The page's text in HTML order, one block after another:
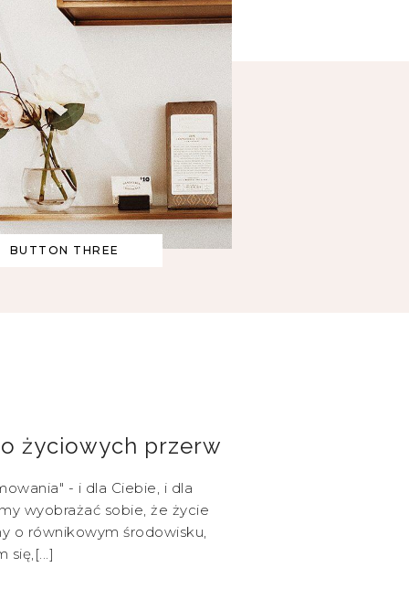
BUTTON THREE
życiowych przerw
- i dla Ciebie, i dla
wyobrażać sobie, że życie
o równikowym środowisku,
się,[...]